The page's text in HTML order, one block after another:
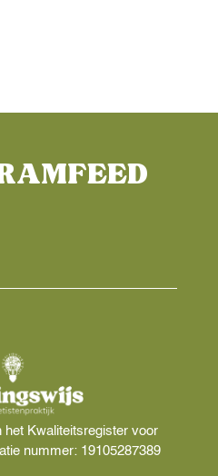
het Kwaliteitsregister voor
nummer: 19105287389